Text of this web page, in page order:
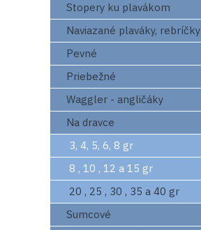
Stopery ku plavákom
Naviazané plaváky, rebríčky
Pevné
Priebežné
Waggler - angličáky
Na dravce
3, 4, 5, 6, 8 gr
8 , 10 , 12 a 15 gr
20 , 25 , 30 , 35 a 40 gr
Sumcové